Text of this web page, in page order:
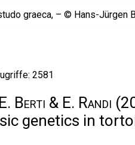
2581
Berti & E. Randi
genetics in